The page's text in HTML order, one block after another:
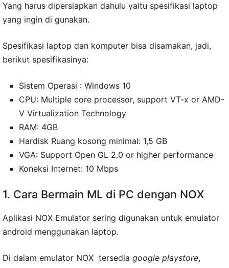
Yang harus dipersiapkan dahulu yaitu spesifikasi laptop
yang ingin di gunakan.
Spesifikasi laptop dan komputer bisa disamakan, jadi,
berikut spesifikasinya:
Sistem Operasi : Windows 10
CPU: Multiple core processor, support VT-x or AMD-
V Virtualization Technology
RAM: 4GB
Hardisk Ruang kosong minimal: 1,5 GB
VGA: Support Open GL 2.0 or higher performance
Koneksi Internet: 10 Mbps
1. Cara Bermain ML di PC dengan NOX
Aplikasi NOX Emulator sering digunakan untuk emulator
android menggunakan laptop.
Di dalam emulator NOX tersedia google playstore,